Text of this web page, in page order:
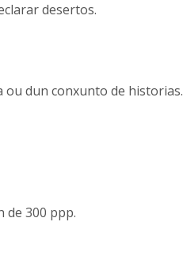
desertos.
dun conxunto de historias.
de 300 ppp.